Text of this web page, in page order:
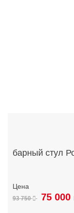
барный стул
93 750 75 000